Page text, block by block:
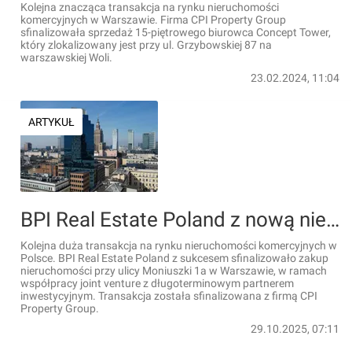
Kolejna znacząca transakcja na rynku nieruchomości
komercyjnych w Warszawie. Firma CPI Property Group
sfinalizowała sprzedaż 15-piętrowego biurowca Concept Tower,
który zlokalizowany jest przy ul. Grzybowskiej 87 na
warszawskiej Woli.
23.02.2024, 11:04
ARTYKUŁ
BPI Real Estate Poland z nową nieruchomością w Warszawie
Kolejna duża transakcja na rynku nieruchomości komercyjnych w
Polsce. BPI Real Estate Poland z sukcesem sfinalizowało zakup
nieruchomości przy ulicy Moniuszki 1a w Warszawie, w ramach
współpracy joint venture z długoterminowym partnerem
inwestycyjnym. Transakcja została sfinalizowana z firmą CPI
Property Group.
29.10.2025, 07:11